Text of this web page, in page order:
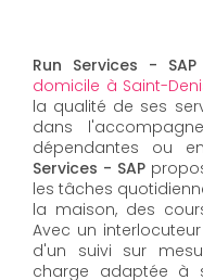
Run Services - SAP
domicile à Saint-
la qualité de ses
dans
dépendantes ou
Services - SAP
les tâches
la maison, des
Avec un
d'un suivi sur
charge adaptée à